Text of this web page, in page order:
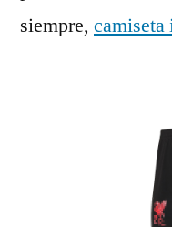
siempre, camiseta